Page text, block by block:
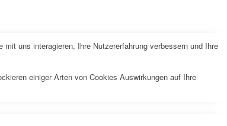
uns interagieren, Ihre Nutzererfahrung verbessern und Ihre
einiger Arten von Cookies Auswirkungen auf Ihre